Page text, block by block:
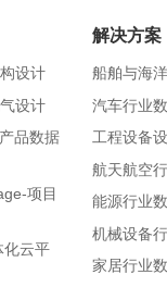
设计
设计
品数据
项目
化云平
解决方案
船舶与海
汽车行业
工程设备
航天航空
能源行业
机械设备
家居行业